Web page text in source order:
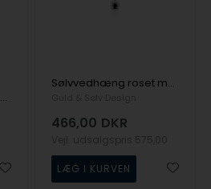
Sølv collier - Artistic Bunch
Sølvvedhæng roset med sort/hvid cz og kæde
466,00 DKR